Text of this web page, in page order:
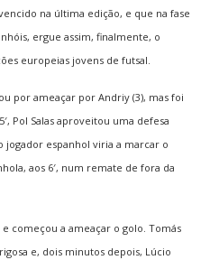
na última edição, e que na fase
ergue assim, finalmente, o
europeias jovens de futsal.
por ameaçar por Andriy (3), mas foi
Pol Salas aproveitou uma defesa
jogador espanhol viria a marcar o
aos 6′, num remate de fora da
começou a ameaçar o golo. Tomás
e, dois minutos depois, Lúcio